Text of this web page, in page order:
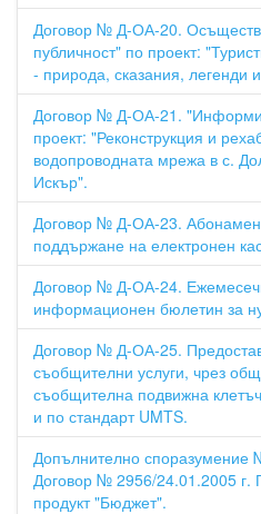
Договор № Д-ОА-20.
публичност" по проект:
- природа, сказания, легенди
Договор № Д-ОА-21.
проект: "Реконструкция и
водопроводната мрежа в с.
Искър".
Договор № Д-ОА-23.
поддържане на електронен
Договор № Д-ОА-24.
информационен бюлетин за
Договор № Д-ОА-25.
съобщителни услуги, чрез
съобщителна подвижна
и по стандарт UMTS.
Допълнително споразумение
Договор № 2956/24.01.2005 г.
продукт "Бюджет".